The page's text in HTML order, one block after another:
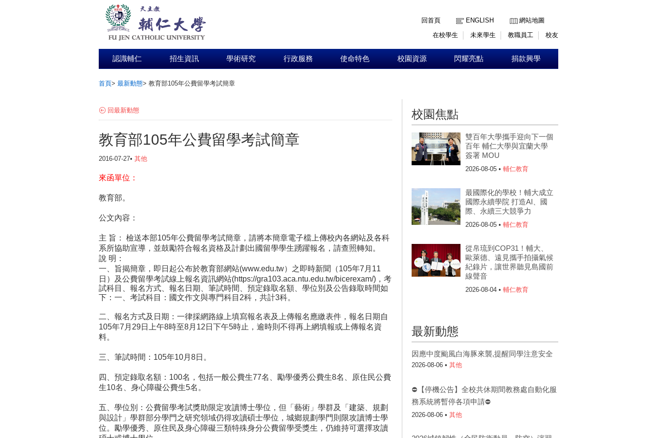
回首頁
ENGLISH
網站地圖
在校學生
未來學生 教職員工 校友
認識輔仁 招生資訊 學術研究 行政服務 使命特色 校園資源 閃耀亮點 捐款興學
首頁> 最新動態> 教育部105年公費留學考試簡章
回最新動態
教育部105年公費留學考試簡章
2016-07-27• 其他
來函單位：
教育部。
公文內容：
主 旨： 檢送本部105年公費留學考試簡章，請將本簡章電子檔上傳校內各網站及各科
系所協助宣導，並鼓勵符合報名資格及計劃出國留學學生踴躍報名，請查照轉知。
說 明：
一、
旨揭簡章，即日起公布於教育部網站(www.edu.tw）之即時新聞（105年7月11
日）及公費留學考試線上報名資訊網站(https://gra103.aca.ntu.edu.tw/bicerexam/)，考
試科目、報名方式、報名日期、筆試時間、預定錄取名額、學位別及公告錄取時間如
下：一、考試科目：國文作文與專門科目2科，共計3科。
二、報名方式及日期：一律採網路線上填寫報名表及上傳報名應繳表件，報名日期自
105年7月29日上午8時至8月12日下午5時止，逾時則不得再上網填報或上傳報名資
料。
三、筆試時間：105年10月8日。
四、預定錄取名額：100名，包括一般公費生77名、勵學優秀公費生8名、原住民公費
生10名、身心障礙公費生5名。
五、學位別：公費留學考試獎助限定攻讀博士學位，但「藝術」學群及「建築、規劃
與設計」學群部分學門之研究領域仍得攻讀碩士學位，城鄉規劃學門則限攻讀博士學
位。勵學優秀、原住民及身心障礙三類特殊身分公費留學受獎生，仍維持可選擇攻讀
校園焦點
雙百年大學攜手迎向下一個
百年 輔仁大學與宜蘭大學
簽署 MOU
2026-08-05 • 輔仁教育
最國際化的學校！輔大成立
國際永續學院 打造AI、國
際、永續三大競爭力
2026-08-05 • 輔仁教育
從帛琉到COP31！輔大、
歐萊德、遠見攜手拍攝氣候
紀錄片，讓世界聽見島國前
線聲音
2026-08-04 • 輔仁教育
最新動態
因應中度颱風白海豚來襲,提醒同學注意安全
2026-08-06 • 其他
⛔【停機公告】全校共休期間教務處自動化服
務系統將暫停各項申請⛔
2026-08-06 • 其他